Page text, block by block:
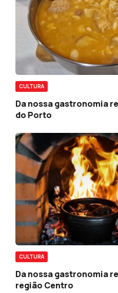
CULTURA
Da nossa gastronomia
do Porto
CULTURA
Da nossa gastronomia
região Centro